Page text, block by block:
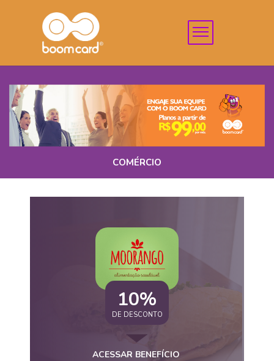
COMÉRCIO
10%
DE DESCONTO
ACESSAR BENEFÍCIO